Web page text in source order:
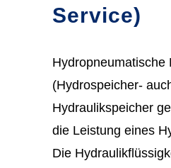
Service)
Hydropneumatische
(Hydrospeicher-
Hydraulikspeicher
die Leistung eines
Die